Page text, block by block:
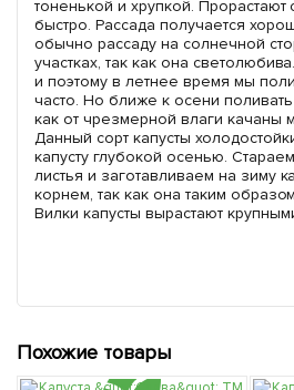
тоненькой и хрупкой. Прорастают
быстро. Рассада получается
обычно рассаду на солнечной
участках, так как она
и поэтому в летнее время мы
часто. Но ближе к осени
как от чрезмерной влаги качаны
Данный сорт капусты
капусту глубокой осенью.
листья и заготавливаем на зиму
корнем, так как она таким
Вилки капусты вырастают
Похожие товары